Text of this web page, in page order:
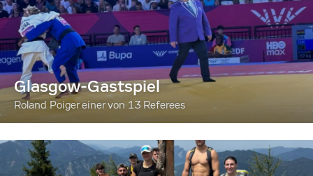
Glasgow-Gastspiel
Roland Poiger einer von 13 Referees